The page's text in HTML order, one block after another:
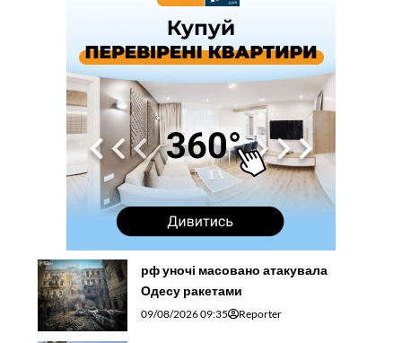
рф уночі масовано атакувала
Одесу ракетами
09/08/2026 09:35 Reporter